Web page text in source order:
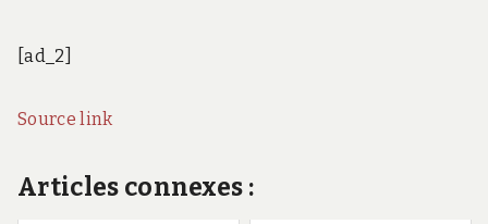
[ad_2]
Source link
Articles connexes :